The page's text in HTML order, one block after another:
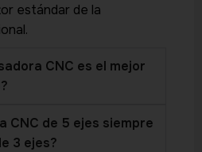
estándar de la
CNC es el mejor
CNC de 5 ejes siempre
3 ejes?